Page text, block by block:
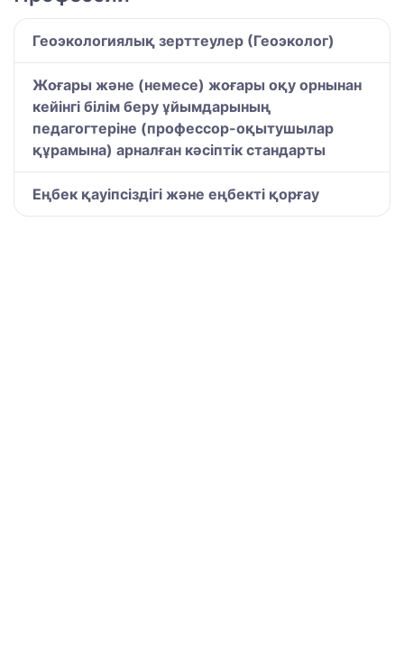
Геоэкологиялық зерттеулер (Геоэколог)
Жоғары және (немесе) жоғары оқу орнынан
кейінгі білім беру ұйымдарының
педагогтеріне (профессор-оқытушылар
құрамына) арналған кәсіптік стандарты
Еңбек қауіпсіздігі және еңбекті қорғау